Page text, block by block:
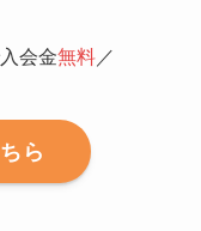
会金無料 ／
ら